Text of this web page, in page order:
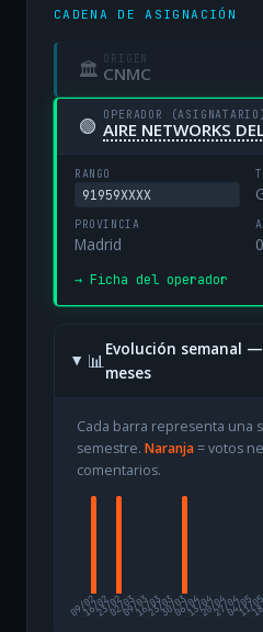
CADENA DE ASIGNACIÓN
🏛 ORIGEN
CNMC
🟢 OPERADOR (ASIGNATARIO)
RANGO
91959XXXX
PROVINCIA
Madrid
→ Ficha del operador
📊
Evolución semanal
meses
Cada barra representa una
semestre. Naranja= votos
comentarios.
09/02
16/0223/0202/0309/0316/0323/0330/0306/0413/0420/0427/0404/05
11/